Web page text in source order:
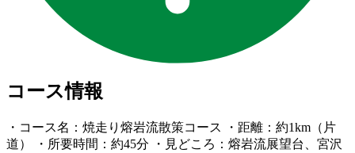
コース情報
・コース名：焼走り熔岩流散策コース ・距離：約1km（片
道） ・所要時間：約45分 ・見どころ：熔岩流展望台、宮沢